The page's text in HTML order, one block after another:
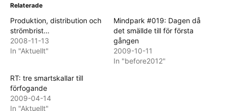
Relaterade
Produktion, distribution och
strömbrist…
2008-11-13
In "Aktuellt"
Mindpark #019: Dagen då
det smällde till för första
gången
2009-10-11
In "before2012"
RT: tre smartskallar till
förfogande
2009-04-14
In "Aktuellt"